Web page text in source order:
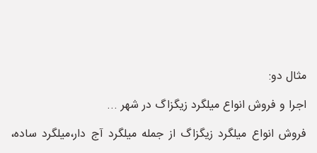
مثال دو:
اجرا و فروش انواع میلگرد زیگزاگ در شهر ...
فروش انواع میلگرد زیگزاگ از جمله میلگرد آج دار،میلگرد ساده،